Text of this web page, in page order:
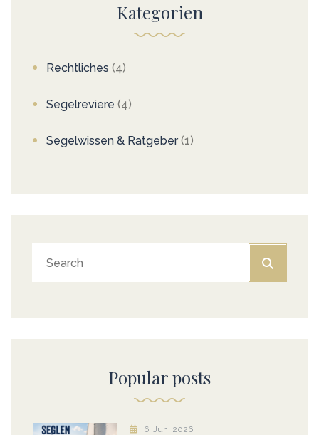
Kategorien
Rechtliches (4)
Segelreviere (4)
Segelwissen & Ratgeber(1)
Popular posts
6. Juni 2026